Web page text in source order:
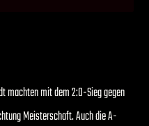
machten mit dem 2:0-Sieg gegen
Meisterschaft. Auch die A-